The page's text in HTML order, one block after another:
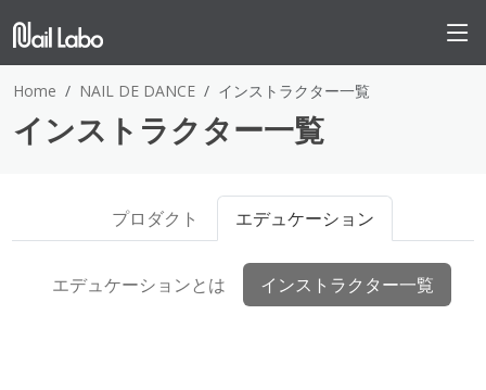
Home NAIL DE DANCE インストラクター一覧
インストラクター一覧
プロダクト エデュケーション
エデュケーションとは インストラクター一覧